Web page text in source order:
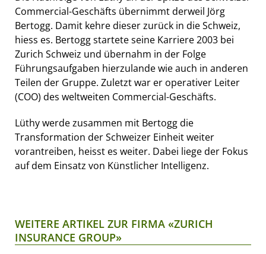
Commercial-Geschäfts übernimmt derweil Jörg
Bertogg. Damit kehre dieser zurück in die Schweiz,
hiess es. Bertogg startete seine Karriere 2003 bei
Zurich Schweiz und übernahm in der Folge
Führungsaufgaben hierzulande wie auch in anderen
Teilen der Gruppe. Zuletzt war er operativer Leiter
(COO) des weltweiten Commercial-Geschäfts.
Lüthy werde zusammen mit Bertogg die
Transformation der Schweizer Einheit weiter
vorantreiben, heisst es weiter. Dabei liege der Fokus
auf dem Einsatz von Künstlicher Intelligenz.
WEITERE ARTIKEL ZUR FIRMA «ZURICH
INSURANCE GROUP»